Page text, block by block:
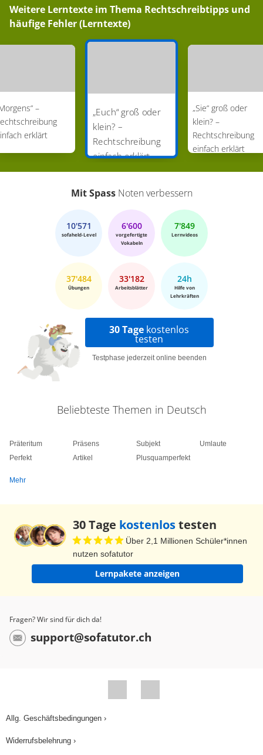
Weitere Lerntexte im Thema Rechtschreibtipps und
häufige Fehler (Lerntexte)
–
erklärt
„Euch“ groß oder
klein? –
Rechtschreibung
einfach erklärt
„Sie“ groß oder
klein? –
Rechtschreibung
einfach erklärt
Mit SpassNoten verbessern
10'571
sofaheld-Level
6'600
vorgefertigte
Vokabeln
7'849
Lernvideos
37'484
Übungen
33'182
Arbeitsblätter
24h
Hilfe von
Lehrkräften
30 Tage kostenlos
testen
Testphase jederzeit online beenden
Beliebteste Themen in Deutsch
Präteritum
Perfekt
Präsens
Artikel
Subjekt
Plusquamperfekt
Umlaute
Mehr
30 Tage kostenlostesten
Über 2,1 Millionen Schüler*innen
nutzen sofatutor
Lernpakete anzeigen
Fragen? Wir sind für dich da!
support@sofatutor.ch
Allg. Geschäftsbedingungen ›
Widerrufsbelehrung ›